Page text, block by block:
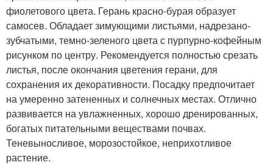
фиолетового цвета. Герань красно-бурая образует
самосев. Обладает зимующими листьями, надрезано-
зубчатыми, темно-зеленого цвета с пурпурно-кофейным
рисунком по центру. Рекомендуется полностью срезать
листья, после окончания цветения герани, для
сохранения их декоративности. Посадку предпочитает
на умеренно затененных и солнечных местах. Отлично
развивается на увлажненных, хорошо дренированных,
богатых питательными веществами почвах.
Теневыносливое, морозостойкое, неприхотливое
растение.